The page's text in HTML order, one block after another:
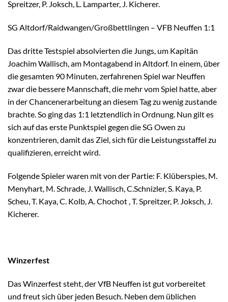
Spreitzer, P. Joksch, L. Lamparter, J. Kicherer.
SG Altdorf/Raidwangen/Großbettlingen – VFB Neuffen 1:1
Das dritte Testspiel absolvierten die Jungs, um Kapitän
Joachim Wallisch, am Montagabend in Altdorf. In einem, über
die gesamten 90 Minuten, zerfahrenen Spiel war Neuffen
zwar die bessere Mannschaft, die mehr vom Spiel hatte, aber
in der Chancenerarbeitung an diesem Tag zu wenig zustande
brachte. So ging das 1:1 letztendlich in Ordnung. Nun gilt es
sich auf das erste Punktspiel gegen die SG Owen zu
konzentrieren, damit das Ziel, sich für die Leistungsstaffel zu
qualifizieren, erreicht wird.
Folgende Spieler waren mit von der Partie: F. Klüberspies, M.
Menyhart, M. Schrade, J. Wallisch, C.Schnizler, S. Kaya, P.
Scheu, T. Kaya, C. Kolb, A. Chochot , T. Spreitzer, P. Joksch, J.
Kicherer.
Winzerfest
Das Winzerfest steht, der VfB Neuffen ist gut vorbereitet
und freut sich über jeden Besuch. Neben dem üblichen